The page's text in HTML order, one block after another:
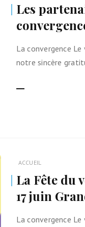
Les
La convergence
notre sincère
ACCUEIL
La Fête du
17 juin
La convergence